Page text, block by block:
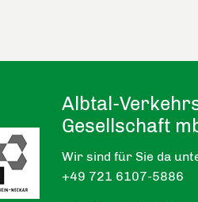
Albtal-
Gesellschaft
Wir sind für Sie da
+49 721 6107-5886